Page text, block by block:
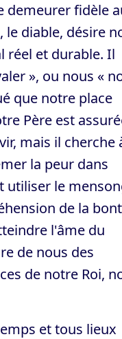
demeurer fidèle
le diable, désire
réel et durable. Il
», ou nous «
que notre place
Père est
mais il cherche
la peur dans
utiliser le
de la
l'âme du
de nous des
de notre Roi,
et tous lieux